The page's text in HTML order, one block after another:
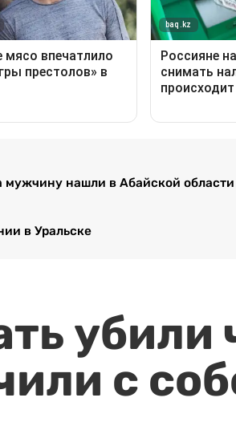
мужчину нашли в Абайской области
в Уральске
убили
с